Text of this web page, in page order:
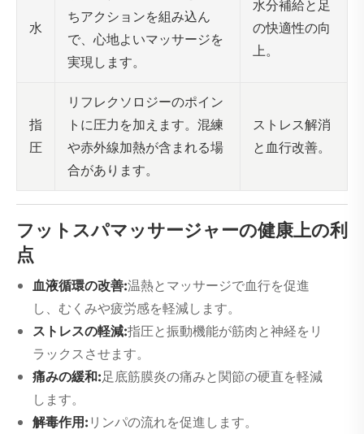
水
ちアクションを組み込ん
で、心地よいマッサージを
実現します。
水分補給と足
の快適性の向
上。
指
圧
リフレクソロジーのポイン
トに圧力を加えます。混練
や赤外線加熱が含まれる場
合があります。
ストレス解消
と血行改善。
フットスパマッサージャーの健康上の利
点
血液循環の改善:温熱とマッサージで血行を促進
し、むくみや疲労感を軽減します。
ストレスの軽減:指圧と振動機能が筋肉と神経をリ
ラックスさせます。
痛みの緩和:足底筋膜炎の痛みと関節の硬直を軽減
します。
解毒作用:リンパの流れを促進します。